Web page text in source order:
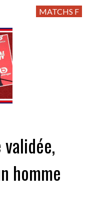
MATCHS F
validée,
homme